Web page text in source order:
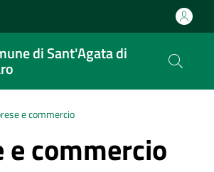
di Sant'Agata di
e commercio
e commercio